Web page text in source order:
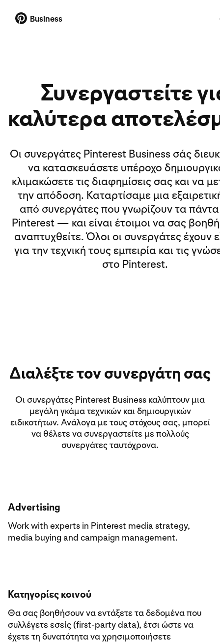
Business
Συνεργαστείτε
καλύτερα
Οι συνεργάτες Pinterest Business σάς
να κατασκευάσετε υπέροχο
κλιμακώσετε τις διαφημίσεις σας και να
την απόδοση. Καταρτίσαμε μια
από συνεργάτες που γνωρίζουν τα πάντα
Pinterest — και είναι έτοιμοι να σας
αναπτυχθείτε. Όλοι οι συνεργάτες έχουν
για την τεχνική τους εμπειρία και τις
στο Pinterest.
Διαλέξτε τον συνεργάτη σας
Οι συνεργάτες Pinterest Business καλύπτουν μια
μεγάλη γκάμα τεχνικών και δημιουργικών
ειδικοτήτων. Ανάλογα με τους στόχους σας, μπορεί
να θέλετε να συνεργαστείτε με πολλούς
συνεργάτες ταυτόχρονα.
Advertising
Work with experts in Pinterest media strategy,
media buying and campaign management.
Κατηγορίες κοινού
Θα σας βοηθήσουν να εντάξετε τα δεδομένα που
συλλέγετε εσείς (first-party data), έτσι ώστε να
έχετε τη δυνατότητα να χρησιμοποιήσετε